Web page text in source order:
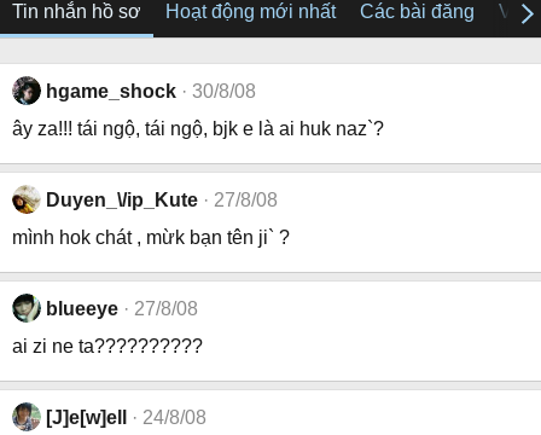
Tin nhắn hồ sơ Hoạt động mới nhất Các bài đăng Về
hgame_shock
30/8/08
ây za!!! tái ngộ, tái ngộ, bjk e là ai huk naz`?
Duyen_\/ip_Kute
27/8/08
mình hok chát , mừk bạn tên ji` ?
blueeye
27/8/08
ai zi ne ta??????????
[J]e[w]ell
24/8/08